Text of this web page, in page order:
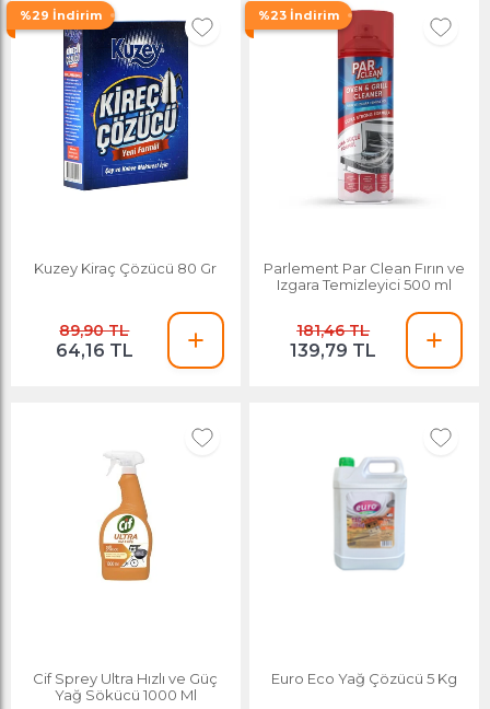
%29 İndirim
Kuzey Kiraç Çözücü 80 Gr
89,90 TL
64,16 TL
%23 İndirim
Parlement Par Clean Fırın ve
Izgara Temizleyici 500 ml
181,46 TL
139,79 TL
Cif Sprey Ultra Hızlı ve Güç
Yağ Sökücü 1000 Ml
Euro Eco Yağ Çözücü 5 Kg